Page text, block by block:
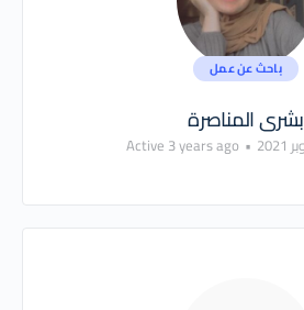
باحث عن عمل
بشرى المناصرة
•
Active 3 years ago